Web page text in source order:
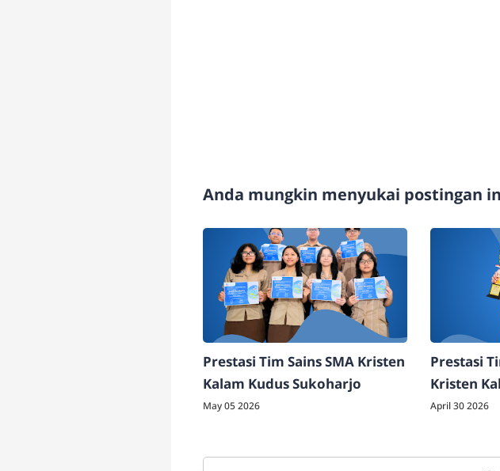
Anda mungkin menyukai postingan
Prestasi Tim Sains SMA Kristen
Kalam Kudus Sukoharjo
May 05 2026
Prestasi
Kristen
Sukoharjo
April 30 2026